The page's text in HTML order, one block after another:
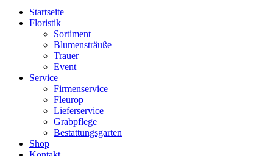
Startseite
Floristik
Sortiment
Blumensträuße
Trauer
Event
Service
Firmenservice
Fleurop
Lieferservice
Grabpflege
Bestattungsgarten
Shop